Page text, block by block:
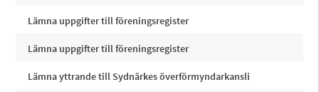
Lämna uppgifter till föreningsregister
Lämna uppgifter till föreningsregister
Lämna yttrande till Sydnärkes överförmyndarkansli